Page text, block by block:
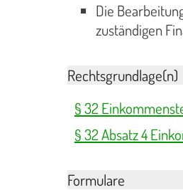
Die
zuständigen
Rechtsgrundlage(n)
§ 32
§ 32 Absatz 4
Formulare